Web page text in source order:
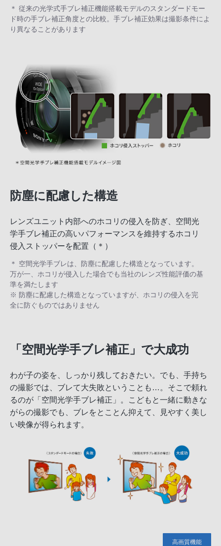
＊ 従来の光学式手ブレ補正機能搭載モデルのスタンダードモー
ド時の手ブレ補正角度との比較。手ブレ補正効果は撮影条件によ
り異なることがあります
防塵に配慮した構造
レンズユニット内部へのホコリの侵入を防ぎ、空間光
学手ブレ補正の高いパフォーマンスを維持するホコリ
侵入ストッパーを配置（＊）
＊ 空間光学手ブレは、防塵に配慮した構造となっています。
万が一、ホコリが侵入した場合でも当社のレンズ性能評価の基
準を満たします
※ 防塵に配慮した構造となっていますが、ホコリの侵入を完
全に防ぐものではありません
「空間光学手ブレ補正」で大成功
わが子の姿を、しっかり残しておきたい。でも、手持ち
の撮影では、ブレて大失敗ということも…。そこで頼れ
るのが「空間光学手ブレ補正」。こどもと一緒に動きな
がらの撮影でも、ブレをとことん抑えて、見やすく美し
い映像が得られます。
高画質機能